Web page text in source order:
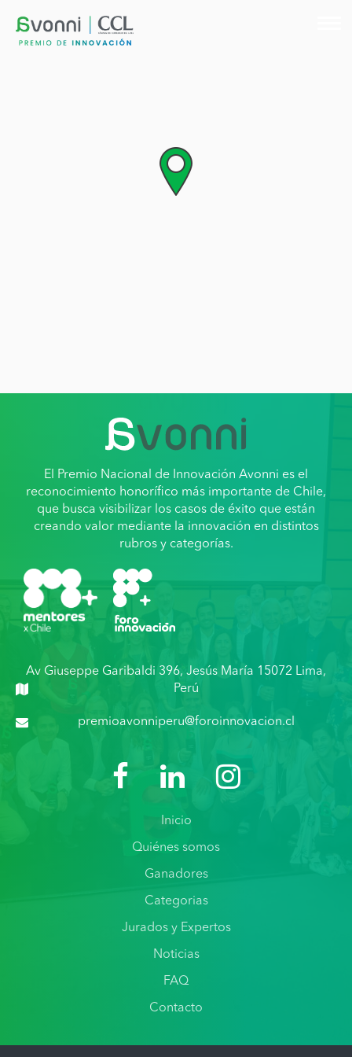
El Premio Nacional de Innovación Avonni es el
reconocimiento honorífico más importante de Chile,
que busca visibilizar los casos de éxito que están
creando valor mediante la innovación en distintos
rubros y categorías.
Av Giuseppe Garibaldi 396, Jesús María 15072 Lima,
Perú
premioavonniperu@foroinnovacion.cl
Inicio
Quiénes somos
Ganadores
Categorias
Jurados y Expertos
Noticias
FAQ
Contacto